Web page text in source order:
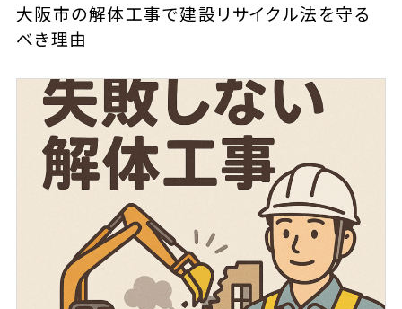
大阪市の解体工事で建設リサイクル法を守る
べき理由